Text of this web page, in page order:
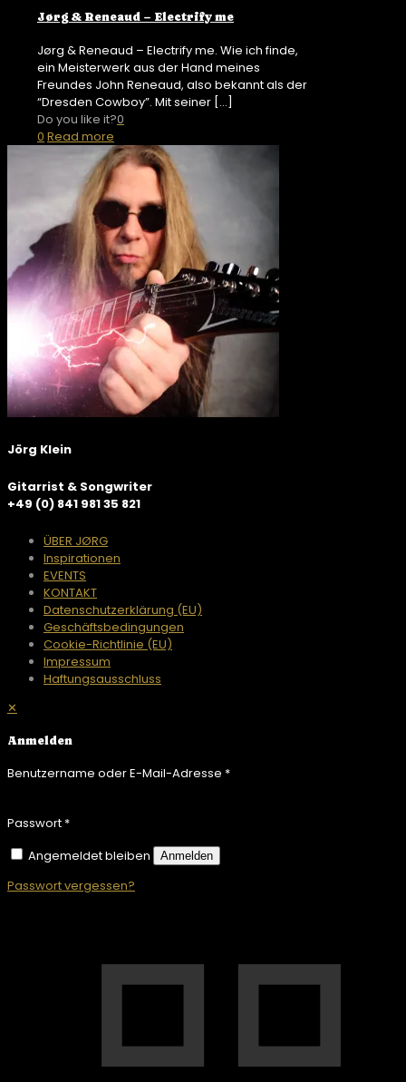
Jørg & Reneaud – Electrify me
Jørg & Reneaud – Electrify me. Wie ich finde,
ein Meisterwerk aus der Hand meines
Freundes John Reneaud, also bekannt als der
“Dresden Cowboy”. Mit seiner […]
Do you like it?0
0 Read more
Jörg Klein
Gitarrist & Songwriter
+49 (0) 841 981 35 821
ÜBER JØRG
Inspirationen
EVENTS
KONTAKT
Datenschutzerklärung (EU)
Geschäftsbedingungen
Cookie-Richtlinie (EU)
Impressum
Haftungsausschluss
✕
Anmelden
Benutzername oder E-Mail-Adresse *
Passwort *
Angemeldet bleiben
Anmelden
Passwort vergessen?